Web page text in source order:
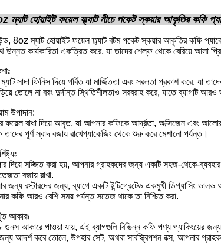
হোয়াইট ফয়েল ফ্ল্যাট নীচে পকেট স্কয়ার আকৃতির কফি
8oz ম্যাট হোয়াইট ফয়েল ফ্ল্যাট বটম পকেট স্কয়ার আকৃতির কফি
কার্যকারিতা একত্রিত করে, যা তাদের শেল্ফ থেকে বেরিয়ে আসা
সাদা ফিনিস দিয়ে গর্বিত যা মার্জিততা এবং সরলতা প্রকাশ করে, যা
তোলে না বরং দুর্দান্ত স্থিতিশীলতাও সরবরাহ করে, যাতে ব্যাগটি
উপাদান:
ফয়েল বাধা দিয়ে আবৃত, যা আপনার কফিকে আর্দ্রতা, অক্সিজেন এবং
পূর্ণ স্বাদ বজায় রাখেপ্যাকেজিং থেকে শুরু করে মেশানো পর্যন্ত।
দিয়ে সজ্জিত করা হয়, আপনার গ্রাহকদের জন্য একটি সহজ-থেকে-ব্যবহার
বজায় রাখা.
জন্য রস্টারদের জন্য, ব্যাগে একটি ইন্টিগ্রেটেড একমুখী ডিগ্যাসিং
কফি আরও বেশি সময় পর্যন্ত সতেজ থাকে তা নিশ্চিত করা.
আকারঃ
আকারে পাওয়া যায়, এই ব্যাগগুলি বিভিন্ন কফি পণ্য প্যাকিংয়ের
আদর্শ করে তোলে, উপহার সেট, অথবা সাবস্ক্রিপশন বক্স, আপনার